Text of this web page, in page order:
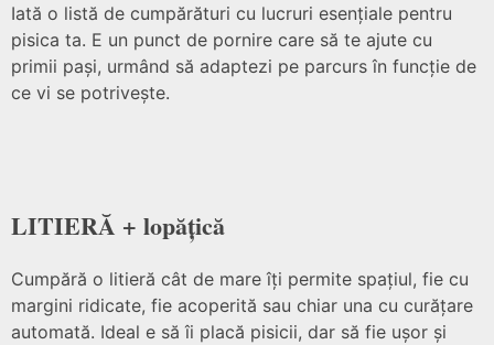
Iată o listă de cumpărături cu lucruri esențiale pentru
pisica ta. E un punct de pornire care să te ajute cu
primii pași, urmând să adaptezi pe parcurs în funcție de
ce vi se potrivește.
LITIERĂ + lopățică
Cumpără o litieră cât de mare îți permite spațiul, fie cu
margini ridicate, fie acoperită sau chiar una cu curățare
automată. Ideal e să îi placă pisicii, dar să fie ușor și